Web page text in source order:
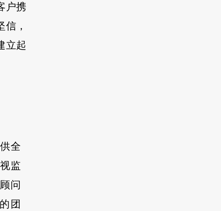
户携
，
立起
全
监
问
团